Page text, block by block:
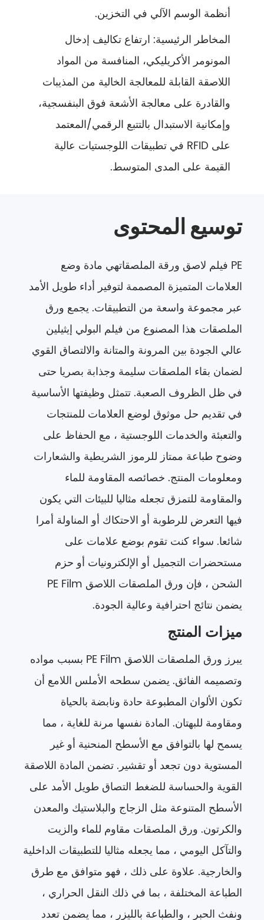
أنظمة الوسم الآلي في التخزين.
المخاطر الرئيسية: ارتفاع تكاليف إدخال
المونومر الأكريليكي، المنافسة من المواد
اللاصقة القابلة للمعالجة الخالية من المذيبات
والقادرة على معالجة الأشعة فوق البنفسجية،
وإمكانية الاستبدال بالتتبع الرقمي/المعتمد
على RFID في تطبيقات اللوجستيات عالية
القيمة على المدى المتوسط.
توسيع المحتوى
PE فيلم لاصق ورقة الملصقات
هي مادة وضع
العلامات المتميزة المصممة لتوفير أداء طويل الأمد
عبر مجموعة واسعة من التطبيقات. يجمع ورق
الملصقات هذا المصنوع من فيلم البولي إيثيلين
عالي الجودة بين المرونة والمتانة والالتصاق القوي
لضمان بقاء الملصقات سليمة وجذابة بصريا حتى
في ظل الظروف الصعبة. تتمثل وظيفتها الأساسية
في تقديم حل موثوق لوضع العلامات للمنتجات
والتعبئة والخدمات اللوجستية ، مع الحفاظ على
وضوح طباعة ممتاز للرموز الشريطية والشعارات
ومعلومات المنتج. خصائصه المقاومة للماء
والمقاومة للتمزق تجعله مثاليا للبيئات التي يكون
فيها التعرض للرطوبة أو الاحتكاك أو المناولة أمرا
شائعا. سواء كنت تقوم بوضع علامات على
مستحضرات التجميل أو الإلكترونيات أو حزم
الشحن ، فإن ورق الملصقات اللاصق PE Film
يضمن نتائج احترافية وعالية الجودة.
ميزات المنتج
يبرز ورق الملصقات اللاصق PE Film بسبب مواده
وتصميمه الفائق. يضمن سطحه الأملس اللامع أن
تكون الألوان المطبوعة حادة ونابضة بالحياة
ومقاومة للبهتان. المادة نفسها مرنة للغاية ، مما
يسمح لها بالتوافق مع الأسطح المنحنية أو غير
المستوية دون تجعد أو تقشير. تضمن المادة اللاصقة
القوية والحساسة للضغط التصاق طويل الأمد على
الأسطح المتنوعة مثل الزجاج والبلاستيك والمعدن
والكرتون. ورق الملصقات مقاوم للماء والزيت
والتآكل اليومي ، مما يجعله مثاليا للتطبيقات الداخلية
والخارجية. علاوة على ذلك ، فهو متوافق مع طرق
الطباعة المختلفة ، بما في ذلك النقل الحراري ،
ونفث الحبر ، والطباعة بالليزر ، مما يضمن تعدد